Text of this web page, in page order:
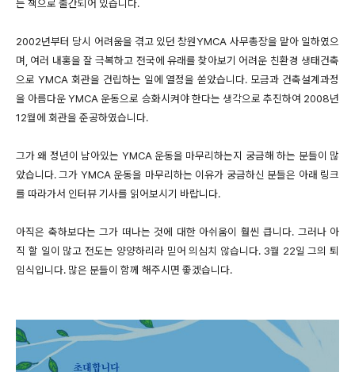
는 책으로 출간되어 있습니다.
2002년부터 당시 어려움을 겪고 있던 창원YMCA 사무총장을 맡아 일하였으
며, 여러 내홍을 잘 극복하고 전국에 유래를 찾아보기 어려운 친환경 생태건축
으로 YMCA 회관을 건립하는 일에 열정을 쏟았습니다. 모금과 건축설계과정
을 아름다운 YMCA 운동으로 승화시켜야 한다는 생각으로 추진하여 2008년
12월에 회관을 준공하였습니다.
그가 왜 정년이 남아있는 YMCA 운동을 마무리하는지 궁금해 하는 분들이 많
았습니다. 그가 YMCA 운동을 마무리하는 이유가 궁금하신 분들은 아래 링크
를 따라가서 인터뷰 기사를 읽어보시기 바랍니다.
아직은 축하보다는 그가 떠나는 것에 대한 아쉬움이 훨씬 큽니다. 그러나 아
직 할 일이 많고 전도는 양양하리라 믿어 의심치 않습니다. 3월 22일 그의 퇴
임식입니다. 많은 분들이 함께 해주시면 좋겠습니다.